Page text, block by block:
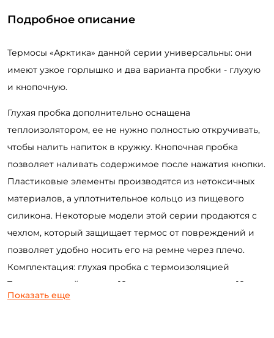
Подробное описание
Термосы «Арктика» данной серии универсальны: они
имеют узкое горлышко и два варианта пробки - глухую
и кнопочную.
Глухая пробка дополнительно оснащена
теплоизолятором, ее не нужно полностью откручивать,
чтобы налить напиток в кружку. Кнопочная пробка
позволяет наливать содержимое после нажатия кнопки.
Пластиковые элементы производятся из нетоксичных
материалов, а уплотнительное кольцо из пищевого
силикона. Некоторые модели этой серии продаются с
чехлом, который защищает термос от повреждений и
позволяет удобно носить его на ремне через плечо.
Комплектация: глухая пробка с термоизоляцией
Температурный режим: 18 часов сохраняет тепло, 18
часов сохраняет холод
Показать еще
Создать аккаунт
ФИО: *
Email: *
Номер телефона: *